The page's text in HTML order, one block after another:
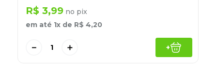
R$ 3,99 no pix
em até 1x de R$ 4,20
＋
－ +